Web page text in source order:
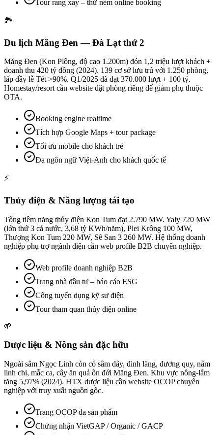
Tour rang xay – thử nếm online booking
🏞️
Du lịch Măng Đen — Đà Lạt thứ 2
Măng Đen (Kon Plông, độ cao 1.200m) đón 1,2 triệu lượt khách +
doanh thu 420 tỷ đồng (2024). 139 cơ sở lưu trú với 1.250 phòng,
lấp đầy lễ Tết >90%. Q1/2025 đã đạt 370.000 lượt + 100 tỷ.
Homestay/resort cần website đặt phòng riêng để giảm phụ thuộc
OTA.
Booking engine realtime
Tích hợp Google Maps + tour package
Tối ưu mobile cho khách trẻ
Đa ngôn ngữ Việt-Anh cho khách quốc tế
⚡
Thủy điện & Năng lượng tái tạo
Tổng tiềm năng thủy điện Kon Tum đạt 2.790 MW. Yaly 720 MW
(lớn thứ 3 cả nước, 3,68 tỷ KWh/năm), Plei Krông 100 MW,
Thượng Kon Tum 220 MW, Sê San 3 260 MW. Hệ thống doanh
nghiệp phụ trợ ngành điện cần web profile B2B chuyên nghiệp.
Web profile doanh nghiệp B2B
Trang nhà đầu tư – báo cáo ESG
Cổng tuyển dụng kỹ sư điện
Tour tham quan thủy điện online
🌱
Dược liệu & Nông sản đặc hữu
Ngoài sâm Ngọc Linh còn có sâm dây, đinh lăng, đương quy, nấm
linh chi, mắc ca, cây ăn quả ôn đới Măng Đen. Khu vực nông-lâm
tăng 5,97% (2024). HTX dược liệu cần website OCOP chuyên
nghiệp với truy xuất nguồn gốc.
Trang OCOP đa sản phẩm
Chứng nhận VietGAP / Organic / GACP